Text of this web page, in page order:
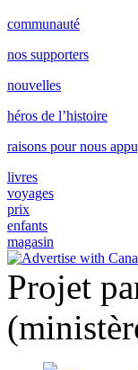
communauté
nos supporters
nouvelles
héros de l’histoire
raisons pour nous
livres
voyages
prix
enfants
magasin
Projet